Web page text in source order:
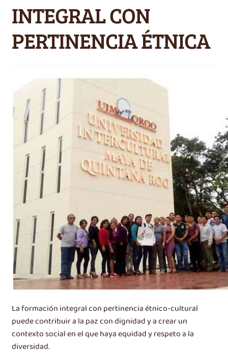
INTEGRAL CON
PERTINENCIA ÉTNICA
La formación integral con pertinencia étnico-cultural
puede contribuir a la paz con dignidad y a crear un
contexto social en el que haya equidad y respeto a la
diversidad.